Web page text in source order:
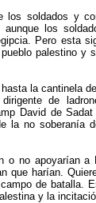
soldados y
los
Pero esta
palestino y
la cantinela
de
David de
la no soberanía
o no apoyarían
que harían.
de batalla.
y la